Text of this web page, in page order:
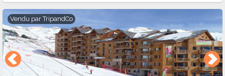
Vendu parTripandCo